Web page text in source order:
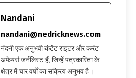
Nandani
nandani@nedricknews.com
नंदनी एक अनुभवी कंटेंट राइटर और करंट
अफेयर्स जर्नलिस्ट हैं, जिन्हें पत्रकारिता के
क्षेत्र में चार वर्षों का सक्रिय अनुभव है।